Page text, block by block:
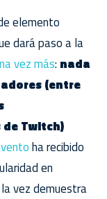
elemento
dará paso a la
vez más: nada
(entre
Twitch)
ha recibido
en
vez demuestra